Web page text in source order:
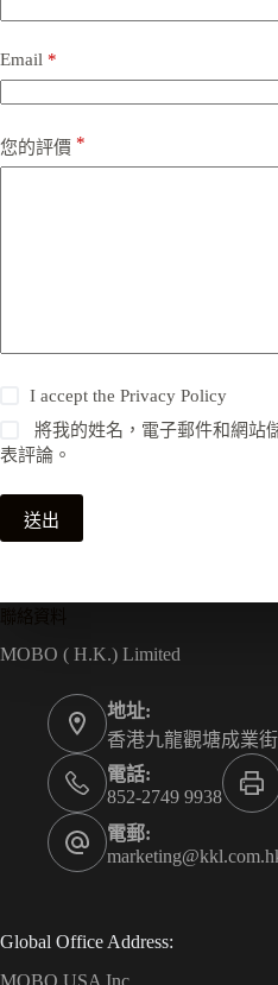
Email *
您的評價 *
I accept thePrivacy Policy
將我的姓名，電子郵件和網站
表評論。
送出
MOBO ( H.K.) Limited
地址:
香港九龍觀塘成業
電話:
852-2749 9938
電郵:
Global Office Address:
MOBO USA Inc.